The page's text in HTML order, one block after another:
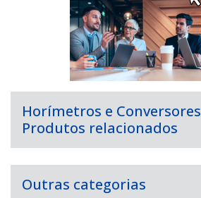
Horímetros e Conversores
Produtos relacionados
Outras categorias